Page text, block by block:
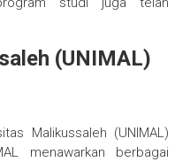
(UNIMAL)
Malikussaleh (UNIMAL)
menawarkan berbagai